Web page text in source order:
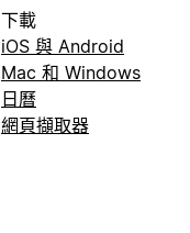
下載
iOS 與 Android
Mac 和 Windows
日曆
網頁擷取器